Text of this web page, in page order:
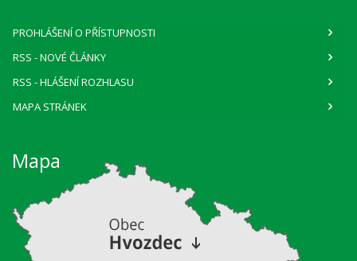
PROHLÁŠENÍ O PŘÍSTUPNOSTI
RSS - NOVÉ ČLÁNKY
RSS - HLÁŠENÍ ROZHLASU
MAPA STRÁNEK
Mapa